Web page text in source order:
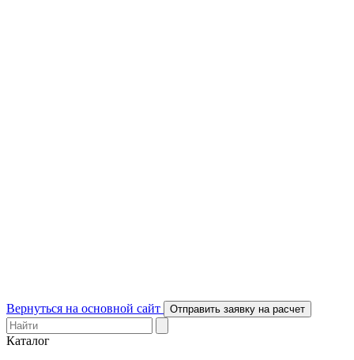
Вернуться на основной сайт Отправить заявку на расчет
Каталог